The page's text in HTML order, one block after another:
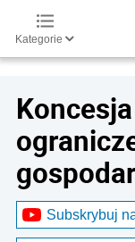
Kategorie
Subskrybuj